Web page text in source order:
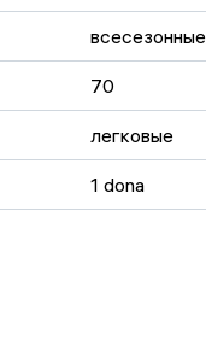
всесезонные
70
легковые
1 dona